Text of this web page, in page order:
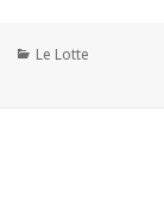
Kategorien
Le Lotte